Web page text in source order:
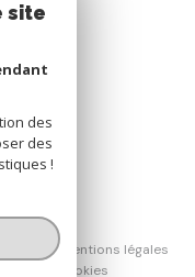
Mentions légales
Cookies
site
des
des
!